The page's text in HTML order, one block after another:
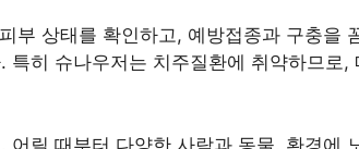
부 상태를 확인하고, 예방접종과 구충을
특히 슈나우저는 치주질환에 취약하므로,
어릴 때부터 다양한 사람과 동물, 환경에